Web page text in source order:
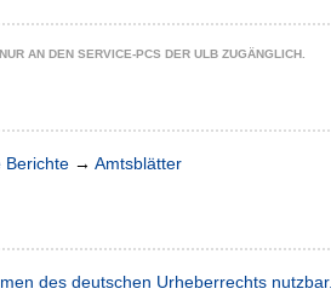
AN DEN SERVICE-PCS DER ULB ZUGÄNGLICH.
Berichte → Amtsblätter
des deutschen Urheberrechts nutzbar.